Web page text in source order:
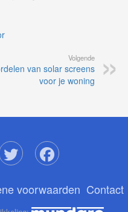
Volgende
van solar screens
voor je woning
voorwaarden Contact